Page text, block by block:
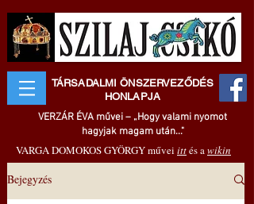
TÁRSADALMI ÖNSZERVEZŐDÉS
HONLAPJA
VERZÁR ÉVA művei – „Hogy valami nyomot
hagyjak magam után..."
VARGA DOMOKOS GYÖRGY művei ittés awikin
Bejegyzés